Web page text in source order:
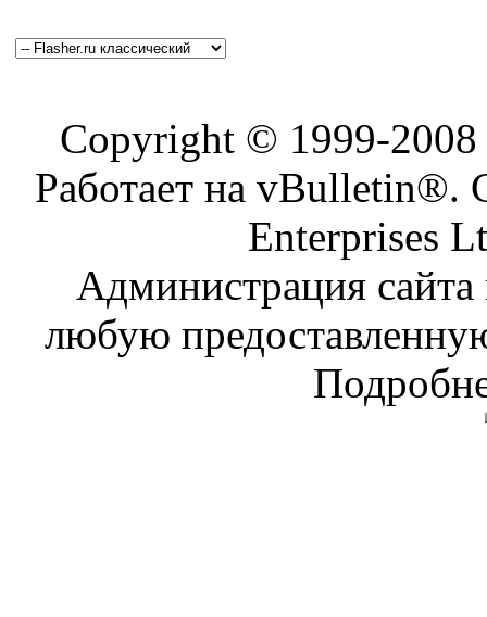
Copyright © 1999-2008
Работает на vBulletin®.
Enterprises
Администрация сайта
любую